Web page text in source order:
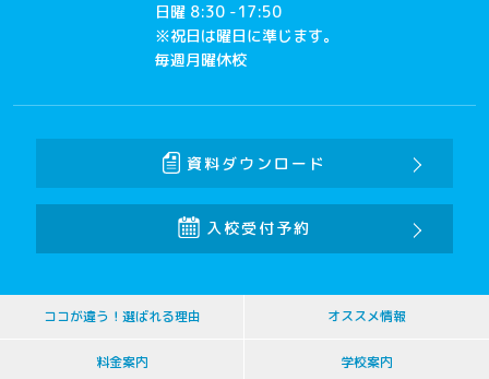
日曜 8:30 -17:50
※祝日は曜日に準じます。
毎週月曜休校
資料ダウンロード
入校受付予約
ココが違う！選ばれる理由 オススメ情報
料金案内 学校案内